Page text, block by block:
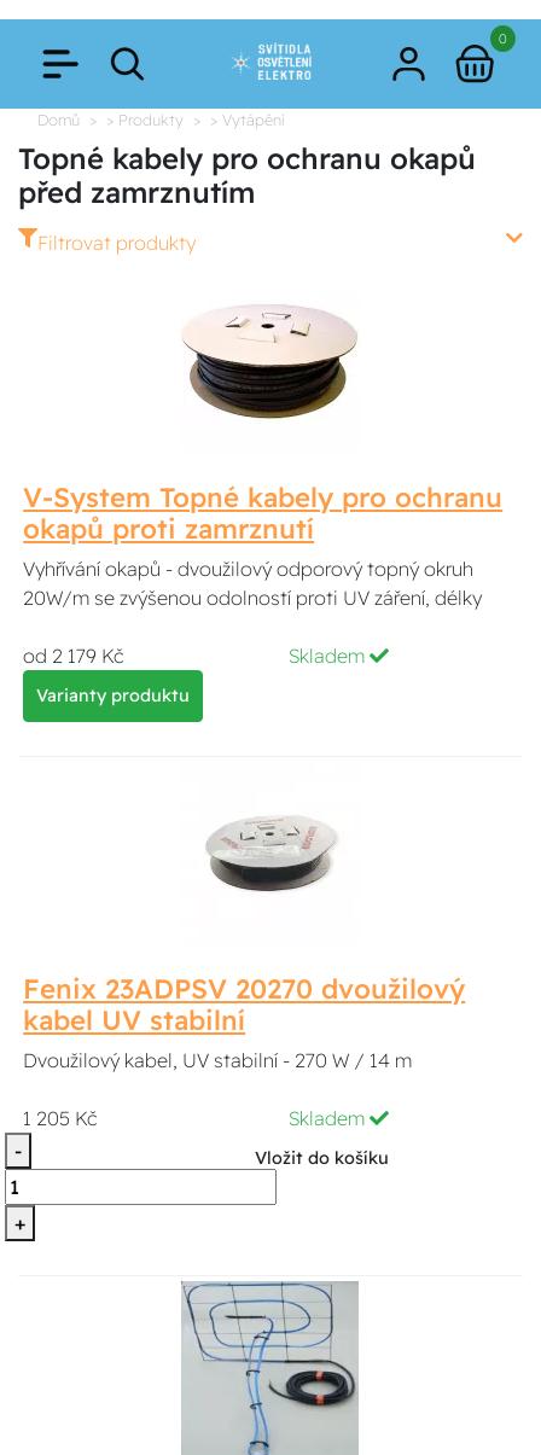
0
Domů > Produkty > Vytápění
Topné kabely pro ochranu okapů
před zamrznutím
Filtrovat produkty
V-System Topné kabely pro ochranu
okapů proti zamrznutí
Vyhřívání okapů - dvoužilový odporový topný okruh
20W/m se zvýšenou odolností proti UV záření, délky
od 2 179 Kč Skladem
Varianty produktu
Fenix 23ADPSV 20270 dvoužilový
kabel UV stabilní
Dvoužilový kabel, UV stabilní - 270 W / 14 m
1 205 Kč
Skladem
-
+
Vložit do košíku